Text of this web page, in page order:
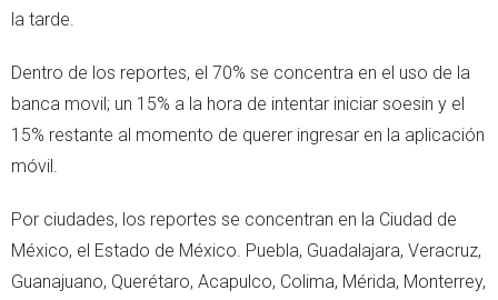
la tarde.
Dentro de los reportes, el 70% se concentra en el uso de la
banca movil; un 15% a la hora de intentar iniciar soesin y el
15% restante al momento de querer ingresar en la aplicación
móvil.
Por ciudades, los reportes se concentran en la Ciudad de
México, el Estado de México. Puebla, Guadalajara, Veracruz,
Guanajuano, Querétaro, Acapulco, Colima, Mérida, Monterrey,